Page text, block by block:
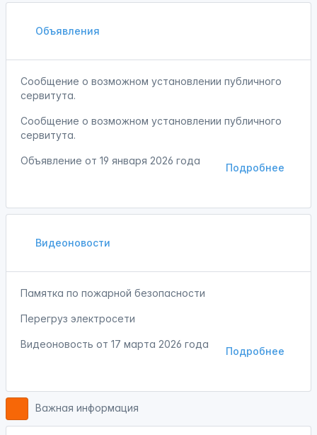
Объявления
Сообщение о возможном установлении публичного
сервитута.
Сообщение о возможном установлении публичного
сервитута.
Подробнее
Объявление от 19 января 2026 года
Видеоновости
Памятка по пожарной безопасности
Перегруз электросети
Подробнее
Видеоновость от 17 марта 2026 года
Важная информация